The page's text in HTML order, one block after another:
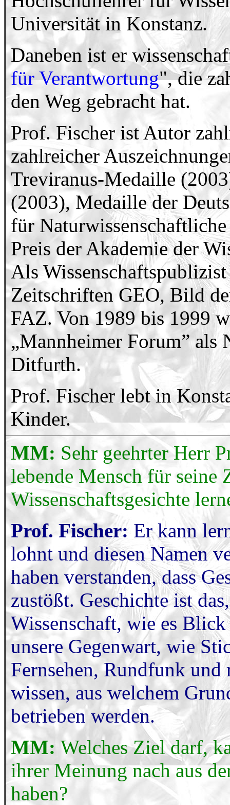
Universität in Konstanz.
Daneben ist er
für Verantwortung", die
den Weg gebracht hat.
Prof. Fischer ist Autor
zahlreicher
Treviranus-Medaille
(2003), Medaille der
für
Preis der Akademie der
Als
Zeitschriften GEO, Bild
FAZ. Von 1989 bis 1999
„Mannheimer Forum”
Ditfurth.
Prof. Fischer lebt in
Kinder.
MM: Sehr geehrter Herr
lebende Mensch für seine
Wissenschaftsgesichte
Prof. Fischer: Er kann
lohnt und diesen Namen
haben verstanden, dass
zustößt. Geschichte ist
Wissenschaft, wie es
unsere Gegenwart, wie
Fernsehen, Rundfunk
wissen, aus welchem
betrieben werden.
MM: Welches Ziel darf,
ihrer Meinung nach aus
haben?